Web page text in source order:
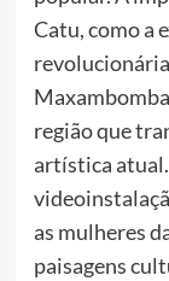
Catu, como a
região que
artística atual.
as mulheres
paisagens